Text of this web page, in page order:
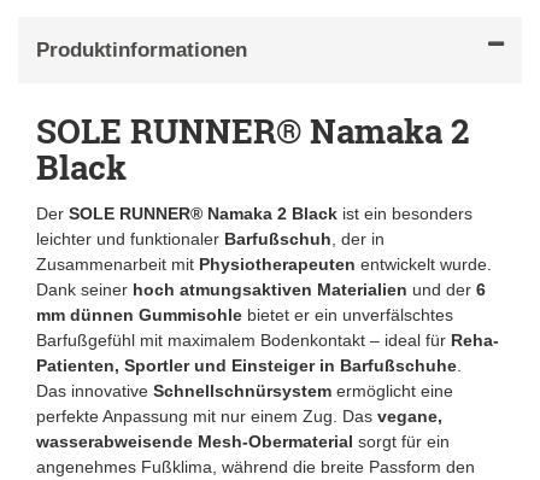
Produktinformationen
SOLE RUNNER® Namaka 2
Black
Der SOLE RUNNER® Namaka 2 Black ist ein besonders
leichter und funktionaler Barfußschuh , der in
Zusammenarbeit mit Physiotherapeuten entwickelt wurde.
Dank seiner hoch atmungsaktiven Materialien und der 6
mm dünnen Gummisohle bietet er ein unverfälschtes
Barfußgefühl mit maximalem Bodenkontakt – ideal für Reha-
Patienten, Sportler und Einsteiger in Barfußschuhe
Das innovative Schnellschnürsystem ermöglicht eine
perfekte Anpassung mit nur einem Zug. Das vegane,
wasserabweisende Mesh-Obermaterial sorgt für ein
angenehmes Fußklima, während die breite Passform den